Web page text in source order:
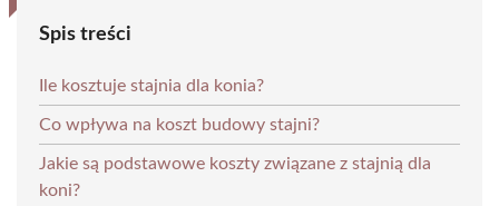
Spis treści
Ile kosztuje stajnia dla konia?
Co wpływa na koszt budowy stajni?
Jakie są podstawowe koszty związane z stajnią dla
koni?